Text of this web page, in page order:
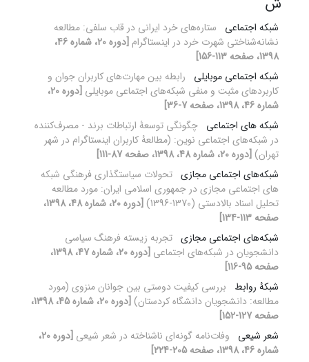
شبکه اجتماعی
ستاره‌های خرد ایرانی در قاب سلفی: مطالعه
نشانه‌شناختی شهرت خرد در اینستاگرام
[دوره 20، شماره 46،
1398، صفحه 113-156]
شبکه اجتماعی موبایلی
رابطه بین مهارت‌های کاربران جوان و
کاربردهای مثبت و منفی شبکه‌های اجتماعی موبایلی
[دوره 20،
شماره 46، 1398، صفحه 7-36]
شبکه های اجتماعی چگونگی توسعۀ ارتباطات برند - مصرف‌کننده
در شبکه‌های اجتماعی نوین: (مطالعۀ کاربران اینستاگرام در شهر
تهران) [دوره 20، شماره 48، 1398، صفحه 87-111]
شبکه‌های اجتماعی مجازی تحولات سیاستگذاری فرهنگی شبکه
های اجتماعی مجازی در جمهوری اسلامی ایران: مورد مطالعه
تحلیل اسناد بالادستی (1370-1396)
[دوره 20، شماره 48، 1398،
صفحه 113-134]
شبکه‌های اجتماعی مجازی تجربه زیسته فرهنگ سیاسی
دانشجویان در شبکه‌های اجتماعی
[دوره 20، شماره 47، 1398،
صفحه 95-116]
شبکۀ روابط
بررسی کیفیت دوستی بین جوانان منزوی (مورد
مطالعه: دانشجویان دانشگاه کردستان)
[دوره 20، شماره 45، 1398،
صفحه 127-152]
شعر شیعی
وفات‌نامه گونه‌ای ناشناخته در شعر شیعی
[دوره 20،
شماره 46، 1398، صفحه 205-224]